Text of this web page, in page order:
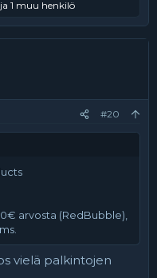
ja 1 muu henkilö
#20
arvosta (RedBubble),
vielä palkintojen